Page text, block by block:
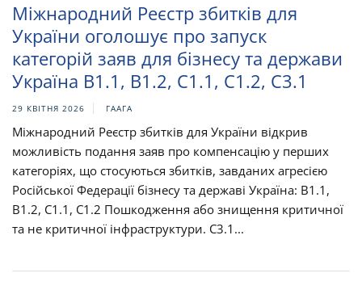
Міжнародний Реєстр збитків для
України оголошує про запуск
категорій заяв для бізнесу та держави
Україна B1.1, B1.2, C1.1, C1.2, C3.1
29 КВІТНЯ 2026 ГААГА
Міжнародний Реєстр збитків для України відкрив
можливість подання заяв про компенсацію у перших
категоріях, що стосуються збитків, завданих агресією
Російської Федерації бізнесу та державі Україна: B1.1,
B1.2, C1.1, C1.2 Пошкодження або знищення критичної
та не критичної інфраструктури. C3.1...